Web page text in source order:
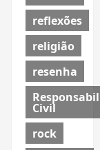
reflexões
religião
resenha
Civil
rock